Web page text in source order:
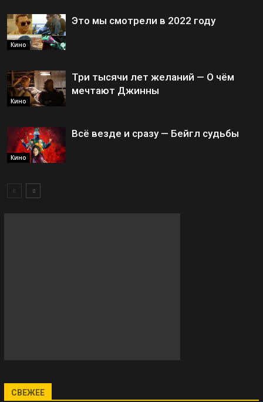
Кино
Это мы смотрели в 2022 году
Кино
Три тысячи лет желаний — О чём
мечтают Джинны
Кино
Всё везде и сразу — Бейгл судьбы
СВЕЖЕЕ